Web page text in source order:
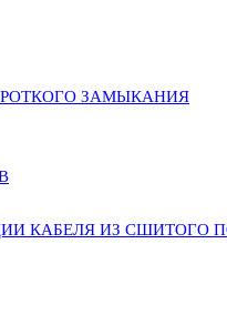
ЗАМЫКАНИЯ
КАБЕЛЯ ИЗ СШИТОГО